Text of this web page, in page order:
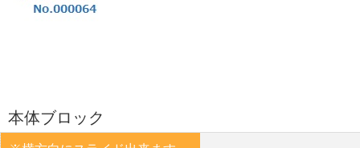
本体ブロック